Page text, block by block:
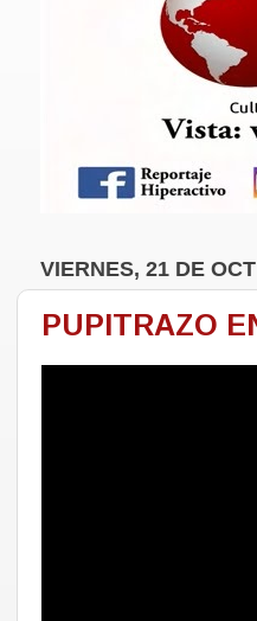
VIERNES, 21 DE
PUPITRAZO